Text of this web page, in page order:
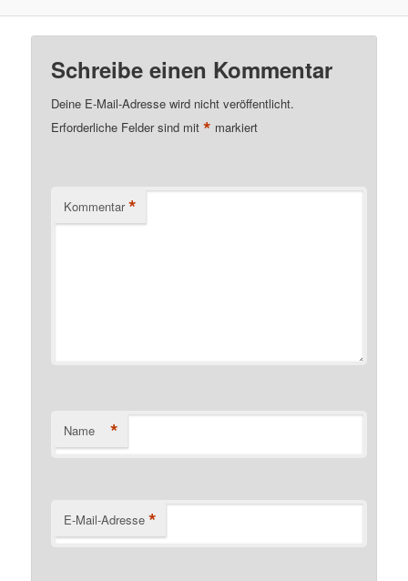
Schreibe einen Kommentar
Deine E-Mail-Adresse wird nicht veröffentlicht.
Erforderliche Felder sind mit* markiert
Kommentar *
Name *
E-Mail-Adresse *